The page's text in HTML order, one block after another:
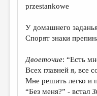
ИЗБРАННОЕ
ПРОИЗВЕДЕНИЯ
ПЕРЕВОДЫ
przestankowe
У домашнего
Спорят знаки
Двоеточие: “Есть
Всех главней я, все
Мне решить легко и
“Без меня?” - встал